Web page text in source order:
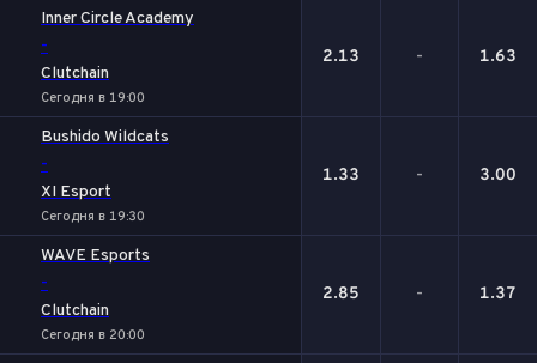
Inner Circle Academy
-
Clutchain
Сегодня в 19:00
2.13 - 1.63
Bushido Wildcats
-
XI Esport
Сегодня в 19:30
1.33 - 3.00
WAVE Esports
-
Clutchain
Сегодня в 20:00
2.85 - 1.37